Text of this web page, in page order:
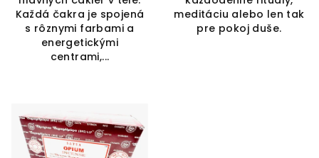
Každá čakra je spojená
s rôznymi farbami a
energetickými
centrami,...
meditáciu alebo len tak
pre pokoj duše.